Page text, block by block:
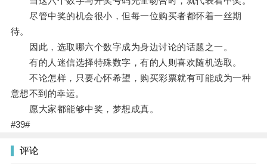
尽管中奖的机会很小，但每一位购买者都怀着一丝期
待。
因此，选取哪六个数字成为身边讨论的话题之一。
有的人迷信选择特殊数字，有的人则喜欢随机选取。
不论怎样，只要心怀希望，购买彩票就有可能成为一种
意想不到的幸运。
愿大家都能够中奖，梦想成真。
#39#
评论